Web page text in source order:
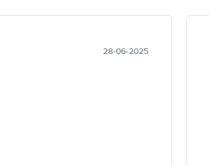
28-06-2025